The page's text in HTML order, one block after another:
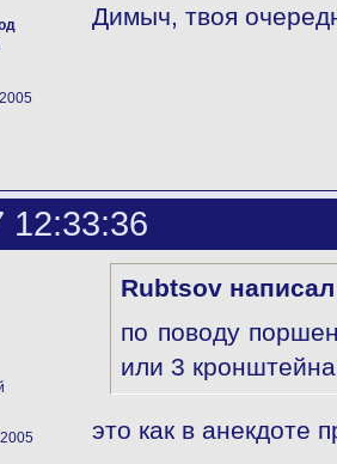
Димыч, твоя
12:33:36
Rubtsov
по поводу
или 3
это как в анекдоте